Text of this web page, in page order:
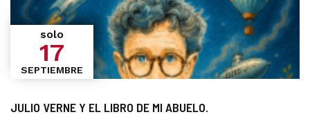
JULIO VERNE Y EL LIBRO DE MI ABUELO.
solo
17
SEPTIEMBRE